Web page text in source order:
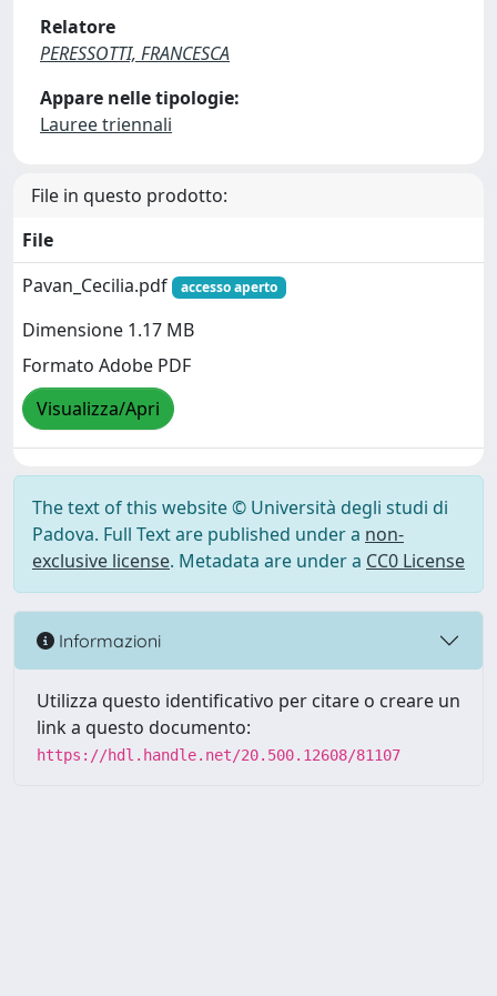
Relatore
PERESSOTTI, FRANCESCA
Appare nelle tipologie:
Lauree triennali
File in questo prodotto:
File
Pavan_Cecilia.pdf
accesso aperto
Dimensione 1.17 MB
Formato Adobe PDF
Visualizza/Apri
The text of this website © Università degli studi di
Padova. Full Text are published under a non-
exclusive license. Metadata are under a CC0 License
Informazioni
Utilizza questo identificativo per citare o creare un
link a questo documento:
https://hdl.handle.net/20.500.12608/81107